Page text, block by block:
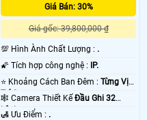
Giá Bán: 30%
Giá gốc: 39,800,000 ₫
💯 Hình Ành Chất Lượng : .
🌠 Tích hợp công nghệ : IP.
⭐ Khoảng Cách Ban Đêm :Từng Vị
Trí Camera .
🕸️ Camera Thiết KếĐầu Ghi 32
kênh.
️🛃 Ưu Điểm : .